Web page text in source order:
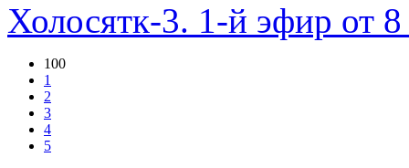
Холосятк-3. 1-й эфир от
100
1
2
3
4
5